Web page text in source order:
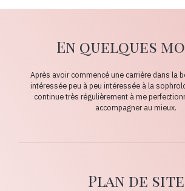
En quelques
Après avoir commencé une carrière dans la
intéressée peu à peu intéressée à la
continue très régulièrement à me
accompagner au mieux.
Plan de site